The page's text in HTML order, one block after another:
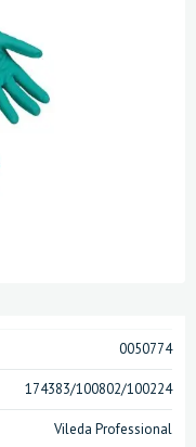
0050774
174383/100802/100224
Vileda Professional